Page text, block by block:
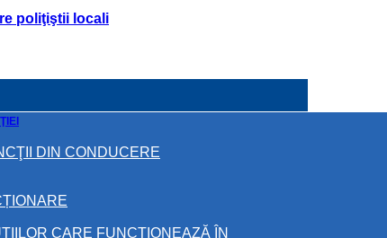
poliţiştii locali
DIN CONDUCERE
CARE FUNCŢIONEAZĂ ÎN